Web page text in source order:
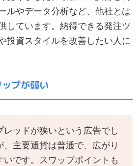
ルやデータ分析など、他社とは
しています。納得できる発注ツ
投資スタイルを改善したい人に
プが弱い
レッドが狭いという広告でし
、主要通貨は普通で、広がり
いです。スワップポイントも